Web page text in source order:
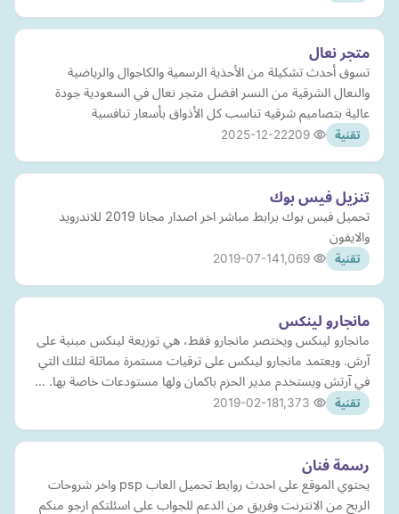
متجر نعال
تسوق أحدث تشكيلة من الأحذية الرسمية والكاجوال والرياضية
والنعال الشرقية من النسر افضل متجر نعال في السعودية جودة
عالية بتصاميم شرقيه تناسب كل الأذواق بأسعار تنافسية
تقنية 2025-12-22
تنزيل فيس بوك
تحميل فيس بوك برابط مباشر اخر اصدار مجانا 2019 للاندرويد
والايفون
تقنية 2019-07-14
مانجارو لينكس
مانجارو لينكس ويختصر مانجارو فقط، هي توزيعة لينكس مبنية على
آرش. ويعتمد مانجارو لينكس على ترقيات مستمرة مماثلة لتلك التي
في آرتش ويستخدم مدير الحزم باكمان ولها مستودعات خاصة بها. …
تقنية 2019-02-18
رسمة فنان
يحتوي الموقع على احدث روابط تحميل العاب psp واخر شروحات
الربح من الانترنت وفريق من الدعم للجواب على اسئلتكم ارجو منكم